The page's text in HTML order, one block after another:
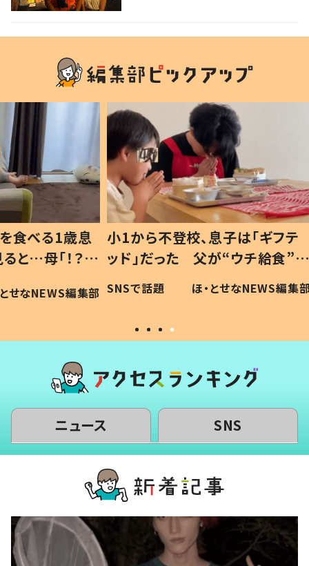
歳息
？」
編集部
小1から不登校、息子は「ギフテ
ッド」だった 父が“ウチ給食”を
作り続ける理由とは #令和の親
#令和の子
SNSで話題 ほ・とせなNEWS編集部
ひ孫
が、抱
「涙
い」
ニュース SNS